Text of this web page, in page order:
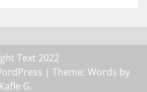
Text 2022
| Theme: Words by
Kafle G.